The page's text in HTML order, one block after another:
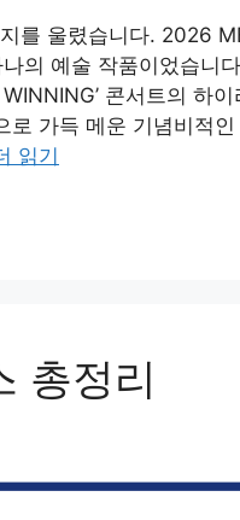
를 울렸습니다. 2026
의 예술 작품이었습니
콘서트의 하이
로 가득 메운 기념비적
읽기
총정리